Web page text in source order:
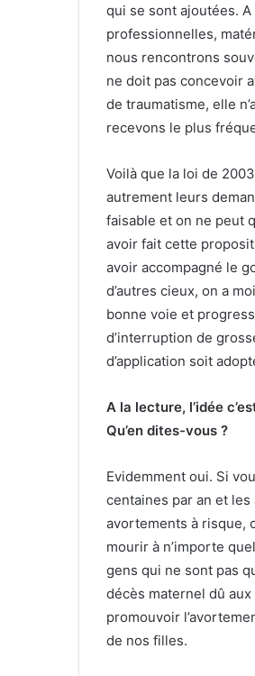
qui se sont ajoutées.
professionnelles,
nous rencontrons
ne doit pas concevoir
de traumatisme, elle
recevons le plus
Voilà que la loi de
autrement leurs
faisable et on ne peut
avoir fait cette
avoir accompagné le
d’autres cieux, on a
bonne voie et
d’interruption de
d’application soit
A la lecture, l’idée
Qu’en dites-vous ?
Evidemment oui. Si
centaines par an et les
avortements à risque,
mourir à n’importe
gens qui ne sont pas
décès maternel dû aux
promouvoir
de nos filles.